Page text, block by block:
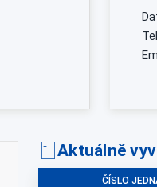
Aktuálně
ČÍSLO